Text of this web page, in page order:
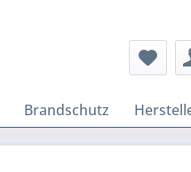
Brandschutz